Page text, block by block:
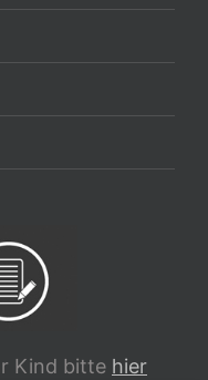
Kind bitte hier